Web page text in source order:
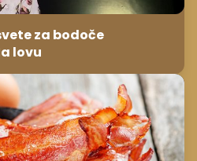
za bodoče
lovu